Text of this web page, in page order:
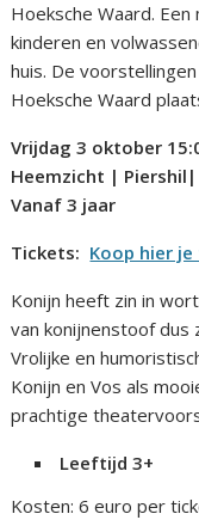
Hoeksche Waard.
kinderen en
huis. De
Hoeksche Waard
Vrijdag 3 oktober
Heemzicht |
Vanaf 3 jaar
Tickets: Koop hier je
Konijn heeft zin in
van konijnenstoof dus
Vrolijke en
Konijn en Vos als
prachtige
Leeftijd 3+
Kosten: 6 euro per